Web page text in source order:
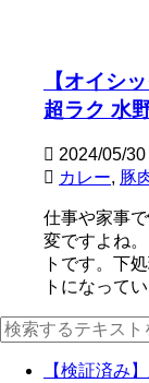
【オイシ
超ラク 水
2024/05/30
カレー, 豚
仕事や家事
変ですよね
トです。下
トになって
【検証済み